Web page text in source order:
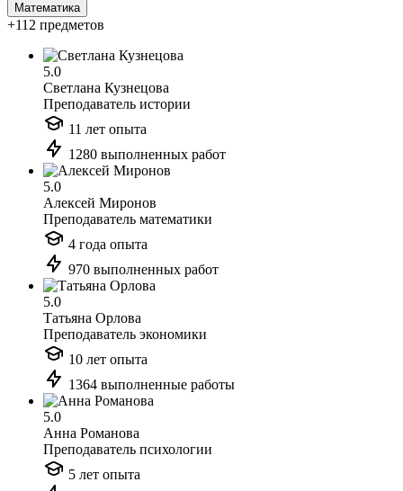
Математика
+112 предметов
5.0
Светлана Кузнецова
Преподаватель истории
11 лет опыта
1280 выполненных работ
5.0
Алексей Миронов
Преподаватель математики
4 года опыта
970 выполненных работ
5.0
Татьяна Орлова
Преподаватель экономики
10 лет опыта
1364 выполненные работы
5.0
Анна Романова
Преподаватель психологии
5 лет опыта